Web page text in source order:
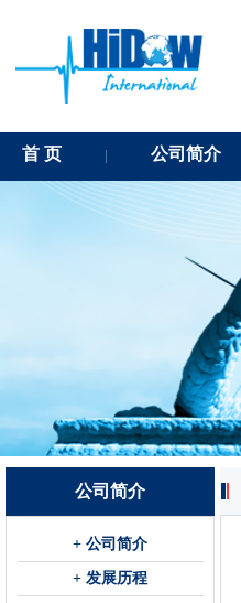
首 页 公司简介
公司简介
+ 公司简介
+ 发展历程